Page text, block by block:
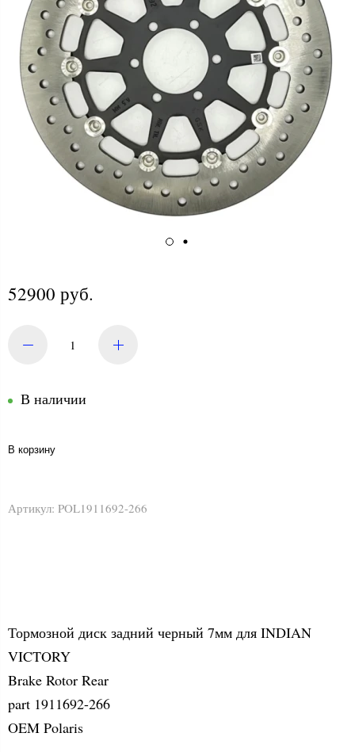
52900 руб.
В наличии
В корзину
Артикул: POL1911692-266
Тормозной диск задний черный 7мм для INDIAN
VICTORY
Brake Rotor Rear
part 1911692-266
OEM Polaris